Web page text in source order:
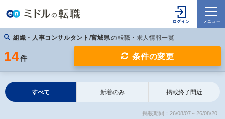
組織・人事コンサルタント/宮城県の転職・求人情報一覧
14件 条件の変更
すべて 新着のみ 掲載終了間近
掲載期間：26/08/07～26/08/20